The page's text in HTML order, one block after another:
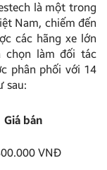
là một trong
Nam, chiếm đến
các hãng xe lớn
chọn làm đối tác
phân phối với 14
sau:
Giá bán
VNĐ